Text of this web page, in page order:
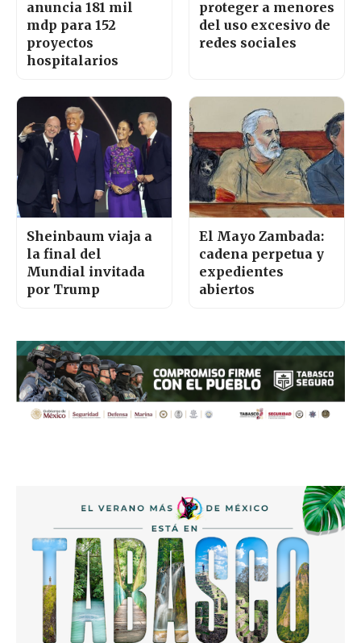
anuncia 181 mil
mdp para 152
proyectos
hospitalarios
proteger a menores
del uso excesivo de
redes sociales
Sheinbaum viaja a
la final del
Mundial invitada
por Trump
El Mayo Zambada:
cadena perpetua y
expedientes
abiertos